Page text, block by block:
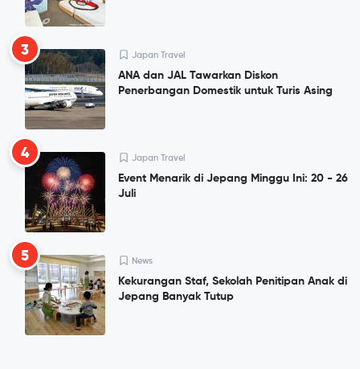
3 Japan Travel
ANA dan JAL Tawarkan Diskon
Penerbangan Domestik untuk Turis Asing
4 Japan Travel
Event Menarik di Jepang Minggu Ini: 20 - 26
Juli
5 News
Kekurangan Staf, Sekolah Penitipan Anak di
Jepang Banyak Tutup